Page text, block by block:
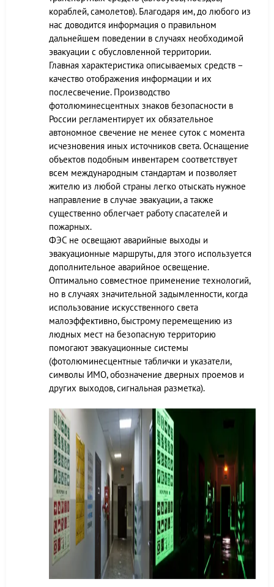
кораблей, самолетов). Благодаря им, до любого из
нас доводится информация о правильном
дальнейшем поведении в случаях необходимой
эвакуации с обусловленной территории.
Главная характеристика описываемых средств –
качество отображения информации и их
послесвечение. Производство
фотолюминесцентных знаков безопасности в
России регламентирует их обязательное
автономное свечение не менее суток с момента
исчезновения иных источников света. Оснащение
объектов подобным инвентарем соответствует
всем международным стандартам и позволяет
жителю из любой страны легко отыскать нужное
направление в случае эвакуации, а также
существенно облегчает работу спасателей и
пожарных.
ФЭС не освещают аварийные выходы и
эвакуационные маршруты, для этого используется
дополнительное аварийное освещение.
Оптимально совместное применение технологий,
но в случаях значительной задымленности, когда
использование искусственного света
малоэффективно, быстрому перемещению из
людных мест на безопасную территорию
помогают эвакуационные системы
(фотолюминесцентные таблички и указатели,
символы ИМО, обозначение дверных проемов и
других выходов, сигнальная разметка).